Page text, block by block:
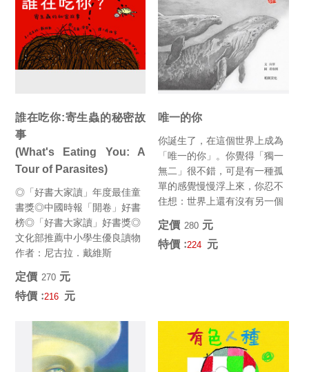
誰在吃你:寄生蟲的秘密故
事
(What's Eating You: A
Tour of Parasites)
◎「好書大家讀」年度最佳童
書獎◎中國時報「開卷」好書
榜◎「好書大家讀」好書獎◎
文化部推薦中小學生優良讀物
作者：尼古拉．戴維斯
定價﹕270 元
特價﹕216 元
唯一的你
你誕生了，在這個世界上成為
「唯一的你」。你覺得「獨一
無二」很不錯，可是有一種孤
單的感覺慢慢浮上來，你忍不
住想：世界上還有沒有另一個
的旅...
定價﹕280 元
特價﹕224 元